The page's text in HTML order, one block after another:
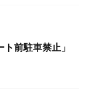
前駐車禁止」